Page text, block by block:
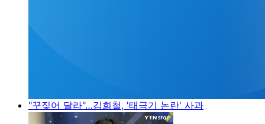
"꾸짖어 달라"…김희철, '태극기 논란' 사과